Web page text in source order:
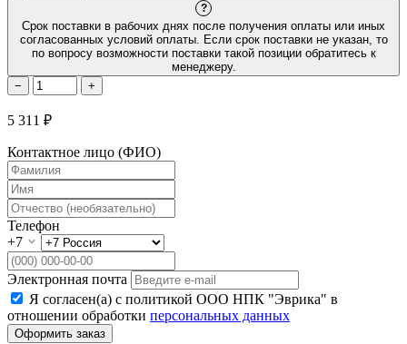
?
Срок поставки в рабочих днях после получения оплаты или иных
согласованных условий оплаты. Если срок поставки не указан, то
по вопросу возможности поставки такой позиции обратитесь к
менеджеру.
−
+
5 311 ₽
Контактное лицо (ФИО)
Телефон
+7
Электронная почта
Я согласен(а) с политикой ООО НПК "Эврика" в
отношении обработки персональных данных
Оформить заказ